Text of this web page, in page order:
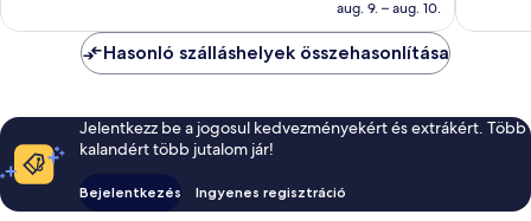
aug. 9. – aug. 10.
Hasonló szálláshelyek összehasonlítása
Jelentkezz be a jogosul kedvezményekért és extrákért. Több
kalandért több jutalom jár!
Bejelentkezés Ingyenes regisztráció